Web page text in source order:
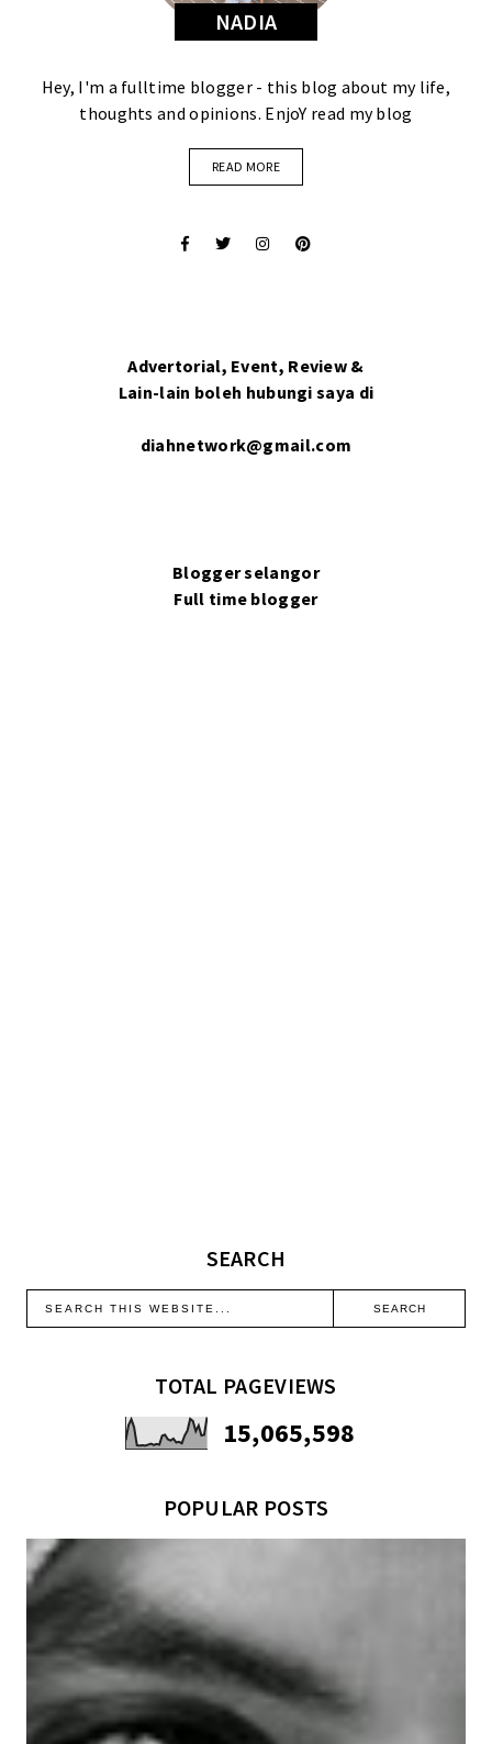
NADIA
Hey, I'm a fulltime blogger - this blog about my life,
thoughts and opinions. EnjoY read my blog
READ MORE
Advertorial, Event, Review &
Lain-lain boleh hubungi saya di
diahnetwork@gmail.com
Blogger selangor
Full time blogger
SEARCH
TOTAL PAGEVIEWS
15,065,598
POPULAR POSTS